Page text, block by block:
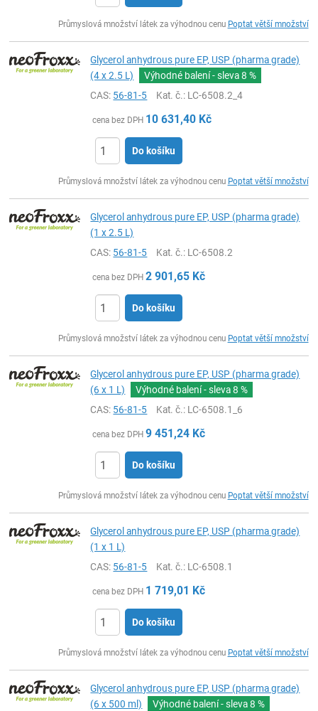
Průmyslová množství látek za výhodnou cenu Poptat větší množství
Glycerol anhydrous pure EP, USP (pharma grade)
(4 x 2.5 L)
Výhodné balení - sleva8 %
CAS: 56-81-5 Kat. č.: LC-6508.2_4
cena bez DPH 10 631,40 Kč
Do košíku
Průmyslová množství látek za výhodnou cenu Poptat větší množství
Glycerol anhydrous pure EP, USP (pharma grade)
(1 x 2.5 L)
CAS: 56-81-5 Kat. č.: LC-6508.2
cena bez DPH 2 901,65 Kč
Do košíku
Průmyslová množství látek za výhodnou cenu Poptat větší množství
Glycerol anhydrous pure EP, USP (pharma grade)
(6 x 1 L)
Výhodné balení - sleva8 %
CAS: 56-81-5 Kat. č.: LC-6508.1_6
cena bez DPH 9 451,24 Kč
Do košíku
Průmyslová množství látek za výhodnou cenu Poptat větší množství
Glycerol anhydrous pure EP, USP (pharma grade)
(1 x 1 L)
CAS: 56-81-5 Kat. č.: LC-6508.1
cena bez DPH 1 719,01 Kč
Do košíku
Průmyslová množství látek za výhodnou cenu Poptat větší množství
Glycerol anhydrous pure EP, USP (pharma grade)
(6 x 500 ml)
Výhodné balení - sleva8 %